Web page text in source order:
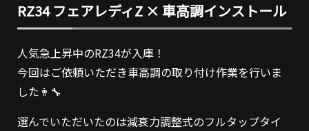
RZ34 フェアレディZ × 車高調インストール
人気急上昇中のRZ34が入庫！
今回はご依頼いただき車高調の取り付け作業を行いま
した👨‍🔧
選んでいただいたのは減衰力調整式のフルタップタイ